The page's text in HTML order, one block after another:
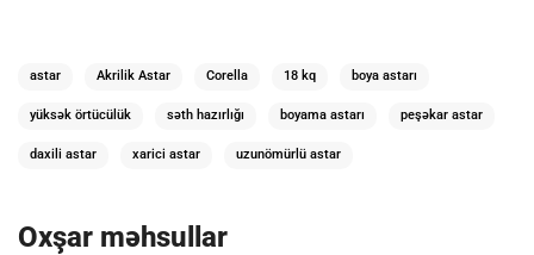
astar Akrilik Astar Corella 18 kq boya astarı
yüksək örtücülük səth hazırlığı boyama astarı peşəkar astar
daxili astar xarici astar uzunömürlü astar
Oxşar məhsullar